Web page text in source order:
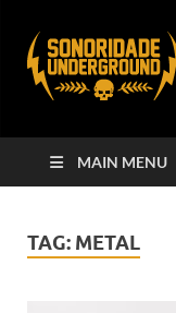
MAIN MENU
TAG: METAL